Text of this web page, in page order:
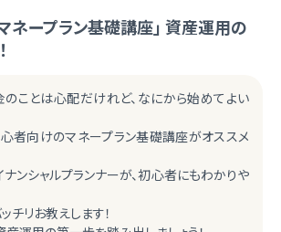
ネープラン基礎講座」 資産運用の
ことは心配だけれど、なにから始めてよい
者向けのマネープラン基礎講座がオススメ
ナンシャルプランナーが、初心者にもわかりや
チリお教えします！